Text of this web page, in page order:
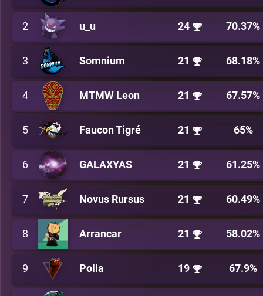
2 u_u 24 70.37%
3 Somnium 21 68.18%
4 MTMW Leon 21 67.57%
5 Faucon Tigré 21 65%
6 GALAXYAS 21 61.25%
7 Novus Rursus 21 60.49%
8 Arrancar 21 58.02%
9 Polia 19 67.9%